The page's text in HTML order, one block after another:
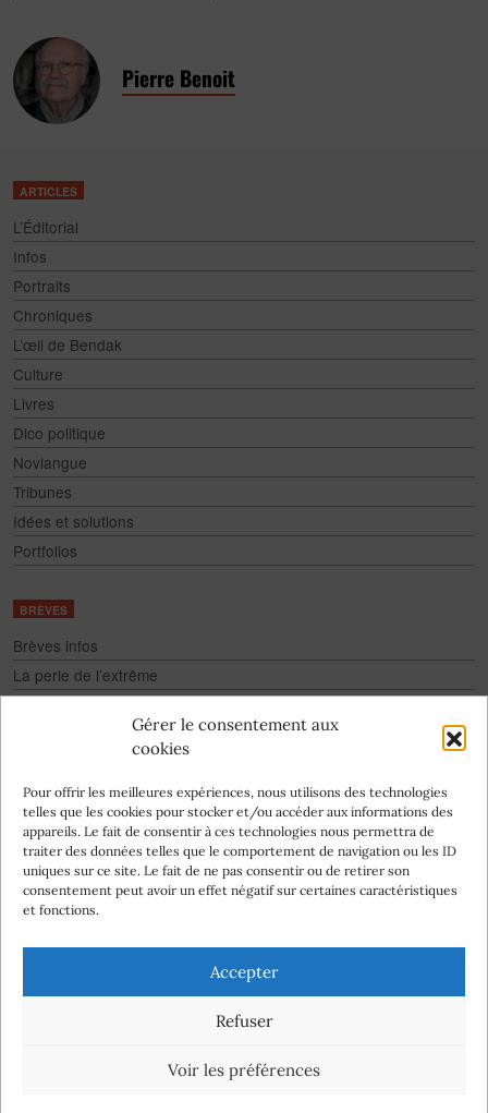
Gérer le consentement aux
cookies
Pour offrir les meilleures expériences, nous utilisons des technologies
telles que les cookies pour stocker et/ou accéder aux informations des
appareils. Le fait de consentir à ces technologies nous permettra de
traiter des données telles que le comportement de navigation ou les ID
uniques sur ce site. Le fait de ne pas consentir ou de retirer son
consentement peut avoir un effet négatif sur certaines caractéristiques
et fonctions.
Accepter
Refuser
Voir les préférences
Pierre Benoit
ARTICLES
L’Éditorial
Infos
Portraits
Chroniques
L’œil de Bendak
Culture
Livres
Dico politique
Novlangue
Tribunes
Idées et solutions
Portfolios
BRÈVES
Brèves infos
La perle de l’extrême
Fake
Culture pour tous
Abonnez-vous
Nos auteurs
Tous droits réservés © 2023-2026
Qui
Charte
mentions
légales
Contact
Politique de